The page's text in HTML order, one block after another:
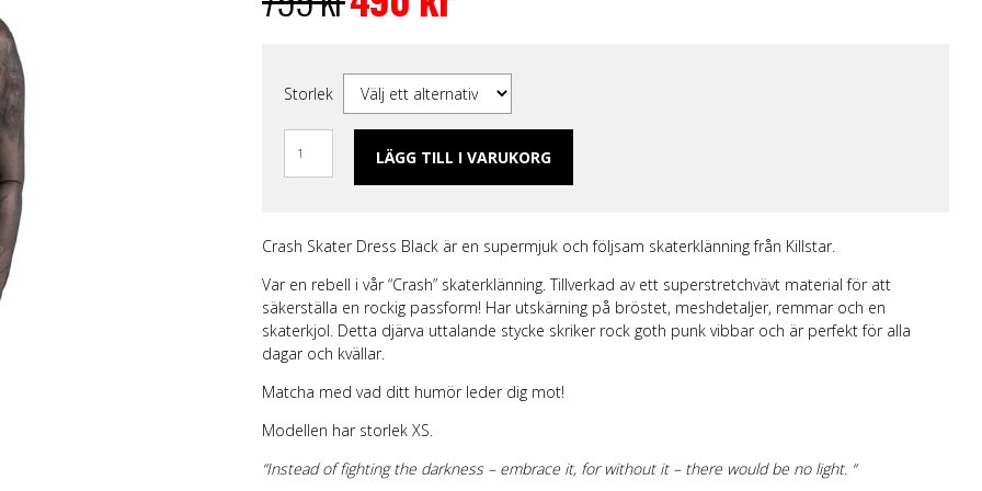
Läder/vegan armband & Nitarmband
SvartStorlek
LÄGG TILL I VARUKORG
Crash Skater Dress Black är en supermjuk och följsam skaterklänning från Killstar.
Var en rebell i vår “Crash” skaterklänning. Tillverkad av ett superstretchvävt material för att
säkerställa en rockig passform! Har utskärning på bröstet, meshdetaljer, remmar och en
skaterkjol. Detta djärva uttalande stycke skriker rock goth punk vibbar och är perfekt för alla
dagar och kvällar.
Matcha med vad ditt humör leder dig mot!
Modellen har storlek XS.
“Instead of fighting the darkness – embrace it, for without it – there would be no light. “